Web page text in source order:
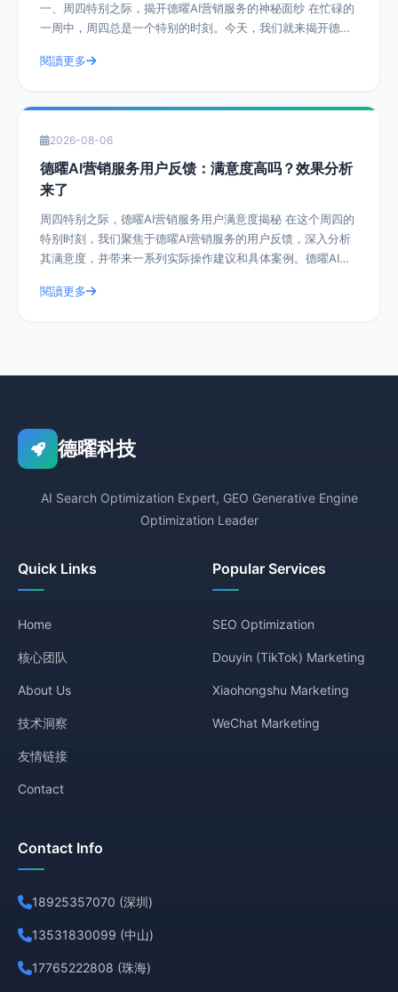
一、周四特别之际，揭开德曜AI营销服务的神秘面纱 在忙碌的
一周中，周四总是一个特别的时刻。今天，我们就来揭开德曜
閱讀更多
2026-08-06
德曜AI营销服务用户反馈：满意度高吗？效果分析
来了
周四特别之际，德曜AI营销服务用户满意度揭秘 在这个周四的
特别时刻，我们聚焦于德曜AI营销服务的用户反馈，深入分析
其满意度，并带来一系列实际操作建议和具体案例。德曜AI营
閱讀更多
德曜科技
AI Search Optimization Expert, GEO Generative Engine
Optimization Leader
Quick Links
Home
核心团队
About Us
技术洞察
友情链接
Contact
Popular Services
SEO Optimization
Douyin (TikTok) Marketing
Xiaohongshu Marketing
WeChat Marketing
Contact Info
18925357070 (深圳)
13531830099 (中山)
17765222808 (珠海)